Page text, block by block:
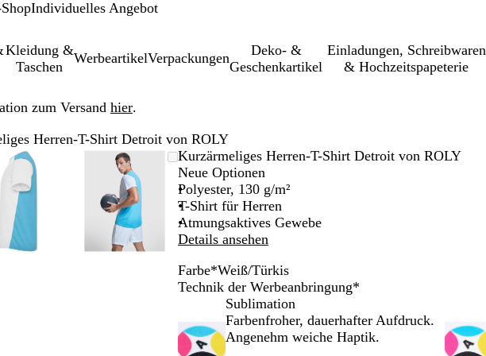
Individuelles Angebot
Kleidung &
Taschen
WerbeartikelVerpackungen
Deko- &
Geschenkartikel
Einl­a­dung­en, Schreib­wa­ren
& Hochzeitspapeterie
zum Versand hier.
Herren-T-Shirt Detroit von ROLY
Vergrößer-/verkleinerbares
Bild
Zoom
auf
Minimum
Klicken
zum
Vergrößern
Verwenden
Sie
die
Tasten
-
Vergrößer-/verkleinerbares
Bild
Zoom
auf
Minimum
Klicken
zum
Vergrößern
Verwenden
Sie
die
Tasten
+
und
-
Pfeiltasten
Kurzärmeliges Herren-T-Shirt Detroit von ROLY
Neue Optionen
Polyester, 130 g/m²
T-Shirt für Herren
Atmungsaktives Gewebe
Details ansehen
Farbe*Weiß/Türkis
W
ß
/
N
n
k
L
o
n
Technik der Werbeanbringung*
Sublimation
Farbenfroher, dauerhafter Aufdruck.
Angenehm weiche Haptik.